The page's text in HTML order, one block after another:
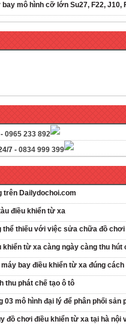
bay mô hình cỡ lớn Su27, F22, J10,
0965 233 892
7 - 0834 999 399
trên Dailydochoi.com
điều khiển từ xa
thể thiếu với việc sửa chữa đồ chơi
khiển từ xa càng ngày càng thu hút
bay điều khiển từ xa đúng cách
thu phát chế tạo ô tô
03 mô hình đại lý để phân phối sản
đồ chơi điều khiển từ xa tại hà nội